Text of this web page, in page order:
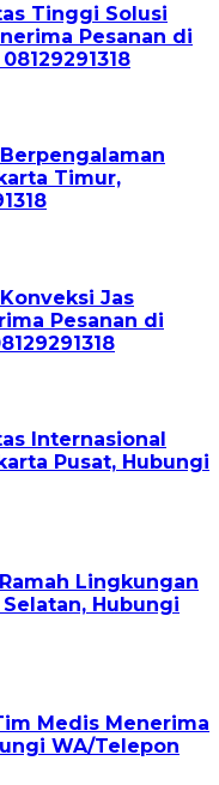
Tinggi Solusi
Pesanan di
Timur,
Jas
Pesanan di
Internasional
Pusat, Hubungi
Lingkungan
Hubungi
Medis Menerima
WA/Telepon